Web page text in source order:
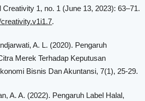
Creativity 1, no. 1 (June 13, 2023): 63–71.
.
A. L. (2020). Pengaruh
Merek Terhadap Keputusan
Bisnis Dan Akuntansi, 7(1), 25-29.
A. A. (2022). Pengaruh Label Halal,